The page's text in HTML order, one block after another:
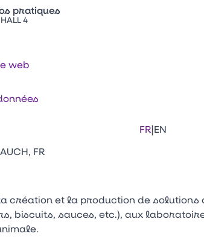
pratiques
FR|EN
HALL 4
web
FR
création et la production de solutions
biscuits, sauces, etc.), aux